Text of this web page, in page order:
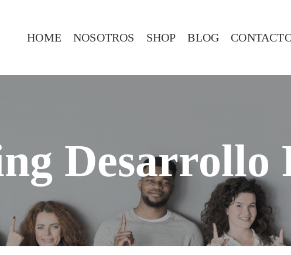
HOME NOSOTROS SHOP BLOG
Desarrollo